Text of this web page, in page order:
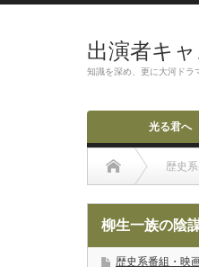
出演者キ
知識を深め、更に大河ドラ
光る君へ
歴史
柳生一族の陰
歴史系番組・映